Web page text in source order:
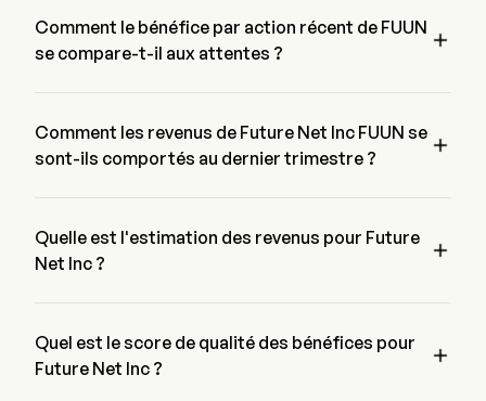
Comment le bénéfice par action récent de FUUN
se compare-t-il aux attentes ?

Comment les revenus de Future Net Inc FUUN se
sont-ils comportés au dernier trimestre ?

Quelle est l'estimation des revenus pour Future
Net Inc ?

Quel est le score de qualité des bénéfices pour
Future Net Inc ?
